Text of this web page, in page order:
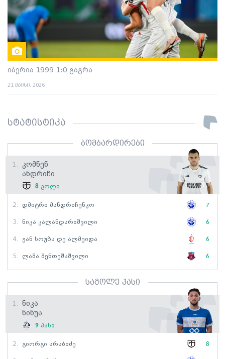
იბერია 1999 1:0 გაგრა
21 მაისი. 2026
სტატისტიკა
ბომბარდირები
1.
Კომნენ
Ანდრიჩი
8 გოლი
2. Დმიტრი Მანდრიჩენკო 7
3. Ნიკა Კალანდარიშვილი 6
4. Ჟან Სოუზა Დე Ალმეიდა 6
5. Ლაშა Მენთეშაშვილი 6
საგოლე პასი
1.
Ნიკა
Ნინუა
9 პასი
2. Გიორგი Არაბიძე 8